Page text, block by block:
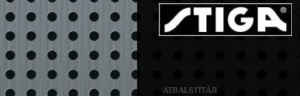
ATBALSTĪTĀJI